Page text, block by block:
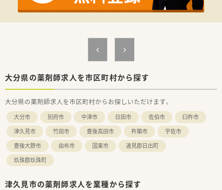
大分県の薬剤師求人を市区町村から探す
大分県の薬剤師求人を市区町村からお探しいただけます。
大分市 別府市 中津市 日田市 佐伯市
臼杵市
津久見市
竹田市 豊後高田市 杵築市
宇佐市
豊後大野市
由布市 国東市
速見郡日出町
玖珠郡玖珠町
津久見市の薬剤師求人を業種から探す